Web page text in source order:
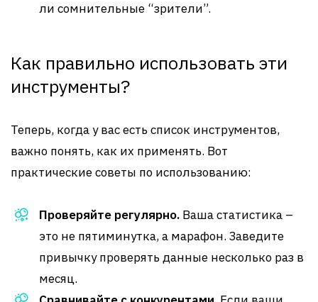
ли сомнительные “зрители”.
Как правильно использовать эти
инструменты?
Теперь, когда у вас есть список инструментов,
важно понять, как их применять. Вот
практические советы по использованию:
Проверяйте регулярно. Ваша статистика –
это не пятиминутка, а марафон. Заведите
привычку проверять данные несколько раз в
месяц.